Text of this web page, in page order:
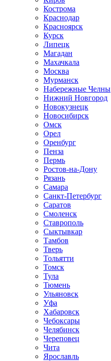
Кострома
Краснодар
Красноярск
Курск
Липецк
Магадан
Махачкала
Москва
Мурманск
Набережные Челны
Нижний Новгород
Новокузнецк
Новосибирск
Омск
Орел
Оренбург
Пенза
Пермь
Ростов-на-Дону
Рязань
Самара
Санкт-Петербург
Саратов
Смоленск
Ставрополь
Сыктывкар
Тамбов
Тверь
Тольятти
Томск
Тула
Тюмень
Ульяновск
Уфа
Хабаровск
Чебоксары
Челябинск
Череповец
Чита
Ярославль